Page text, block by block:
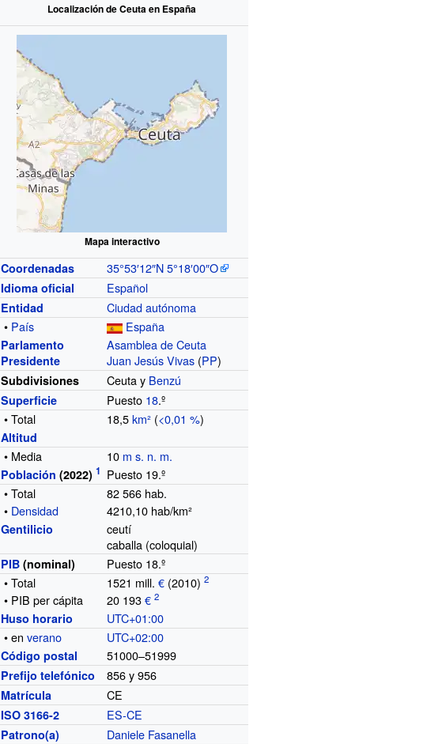
Localización de Ceuta en España
Mapa interactivo
Coordenadas 35°53′12″N5°18′00″O
Idioma oficial Español
Entidad
Ciudad autónoma
• País España
Parlamento
Presidente
Asamblea de Ceuta
Juan Jesús Vivas (PP)
Subdivisiones Ceuta y Benzú
Superficie Puesto 18.º
• Total
18,5km² (<0,01 %)
Altitud
• Media 10 m s. n. m.
Población (2022)
Puesto 19.º
• Total
82 566 hab.
• Densidad 4210,10 hab/km²
Gentilicio
ceutí
caballa (coloquial)
PIB (nominal)
Puesto 18.º
• Total
1521 mill.€ (2010)
• PIB per cápita
20 193€
Huso horario
UTC+01:00
• enverano UTC+02:00
Código postal 51000–51999
Prefijo telefónico 856 y 956
Matrícula CE
ISO 3166-2 ES-CE
Patrono(a) Daniele Fasanella